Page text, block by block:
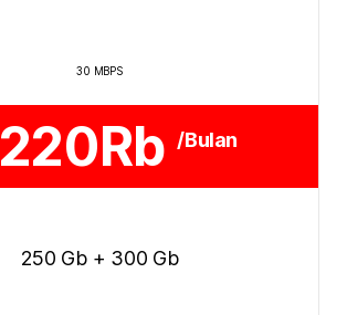
30 MBPS
220Rb /Bulan
250 Gb + 300 Gb